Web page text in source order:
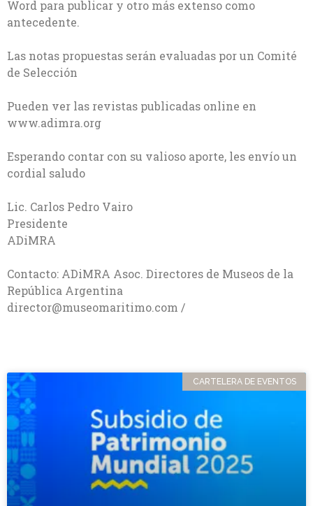
Word para publicar y otro más extenso como
antecedente.
Las notas propuestas serán evaluadas por un Comité
de Selección
Pueden ver las revistas publicadas online en
www.adimra.org
Esperando contar con su valioso aporte, les envío un
cordial saludo
Lic. Carlos Pedro Vairo
Presidente
ADiMRA
Contacto: ADiMRA Asoc. Directores de Museos de la
República Argentina
director@museomaritimo.com /
CARTELERA DE EVENTOS